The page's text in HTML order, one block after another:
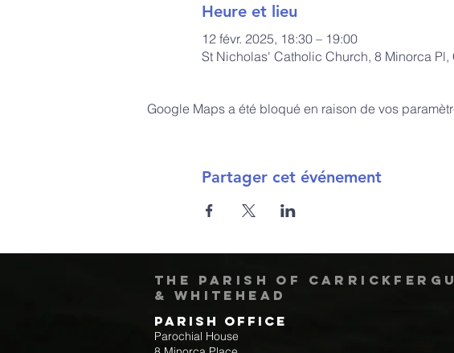
Heure et lieu
12 févr. 2025, 18:30 – 19:00
St Nicholas' Catholic Church, 8 Minorca
Google Maps a été bloqué en raison de vos
Partager cet événement
The Parish of
& Whitehead
Parish Office
Parochial House